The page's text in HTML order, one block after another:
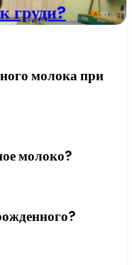
груди?
молока при
молоко?